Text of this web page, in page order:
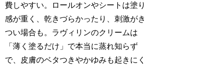
費しやすい。ロールオンやシートは塗り
感が重く、乾きづらかったり、刺激がき
つい場合も。ラヴィリンのクリームは
「薄く塗るだけ」で本当に蒸れ知らず
で、皮膚のベタつきやかゆみも起きにく